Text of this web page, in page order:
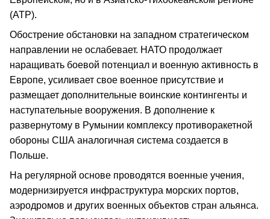
(АТР).
Обострение обстановки на западном стратегическом
направлении не ослабевает. НАТО продолжает
наращивать боевой потенциал и военную активность в
Европе, усиливает свое военное присутствие и
размещает дополнительные воинские контингенты и
наступательные вооружения. В дополнение к
развернутому в Румынии комплексу противоракетной
обороны США аналогичная система создается в
Польше.
На регулярной основе проводятся военные учения,
модернизируется инфраструктура морских портов,
аэродромов и других военных объектов стран альянса.